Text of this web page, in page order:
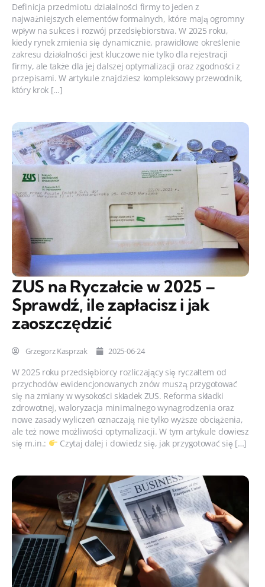
Definicja przedmiotu działalności firmy to jeden z
najważniejszych elementów formalnych, które mają ogromny
wpływ na sukces i rozwój przedsiębiorstwa. W 2025 roku,
kiedy rynek zmienia się dynamicznie, prawidłowe określenie
zakresu działalności jest kluczowe nie tylko dla rejestracji
firmy, ale także dla jej dalszej optymalizacji oraz zgodności z
przepisami. W artykule znajdziesz kompleksowy przewodnik,
który krok […]
ZUS na Ryczałcie w 2025 –
Sprawdź, ile zapłacisz i jak
zaoszczędzić
Grzegorz Kasprzak 2025-06-24
W 2025 roku przedsiębiorcy rozliczający się ryczałtem od
przychodów ewidencjonowanych znów muszą przygotować
się na zmiany w wysokości składek ZUS. Reforma składki
zdrowotnej, waloryzacja minimalnego wynagrodzenia oraz
nowe zasady wyliczeń oznaczają nie tylko wyższe obciążenia,
ale też nowe możliwości optymalizacji. W tym artykule dowiesz
się m.in.:
Czytaj dalej i dowiedz się, jak przygotować się […]